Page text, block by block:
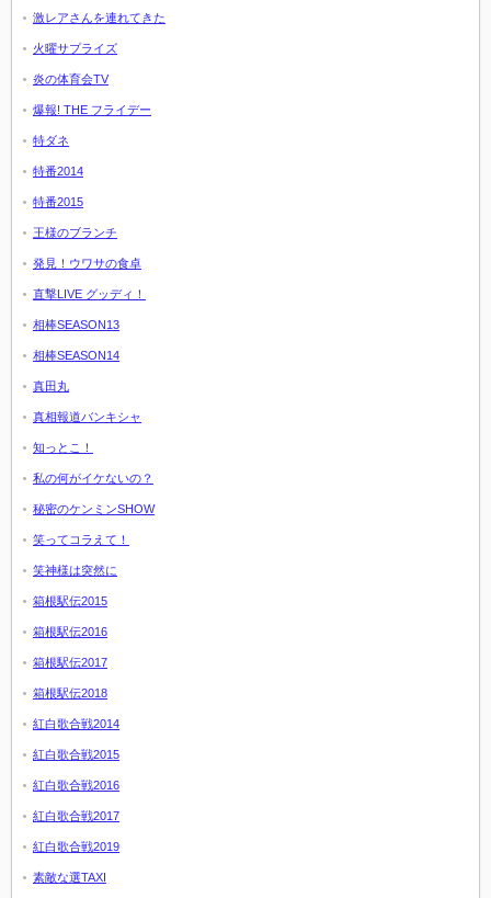
激レアさんを連れてきた
火曜サプライズ
炎の体育会TV
爆報! THE フライデー
特ダネ
特番2014
特番2015
王様のブランチ
発見！ウワサの食卓
直撃LIVE グッディ！
相棒SEASON13
相棒SEASON14
真田丸
真相報道バンキシャ
知っとこ！
私の何がイケないの？
秘密のケンミンSHOW
笑ってコラえて！
笑神様は突然に
箱根駅伝2015
箱根駅伝2016
箱根駅伝2017
箱根駅伝2018
紅白歌合戦2014
紅白歌合戦2015
紅白歌合戦2016
紅白歌合戦2017
紅白歌合戦2019
素敵な選TAXI